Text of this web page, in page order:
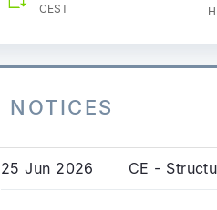
CEST
NOTICES
25 Jun 2026 CE -